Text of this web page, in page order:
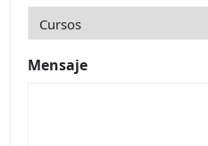
Mensaje